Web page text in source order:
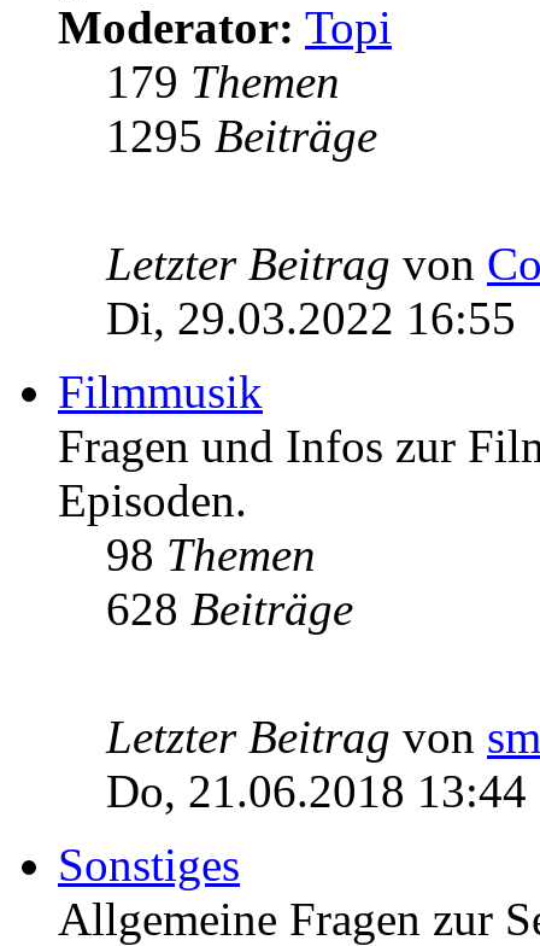
Moderator: Topi
179 Themen
1295 Beiträge
Letzter Beitrag von
Di, 29.03.2022 16:55
Filmmusik
Fragen und Infos zur
Episoden.
98 Themen
628 Beiträge
Letzter Beitrag von
Do, 21.06.2018 13:44
Sonstiges
Allgemeine Fragen zur